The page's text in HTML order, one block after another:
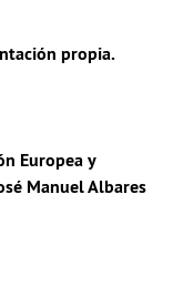
propia.
Europea y
Manuel Albares